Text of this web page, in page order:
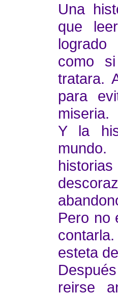
Una
que
logrado
como
tratara.
para
miseria.
Y la
Pero no
esteta
reirse